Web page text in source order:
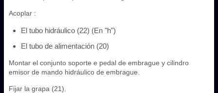
Acoplar :
El tubo hidráulico (22) (En "h")
El tubo de alimentación (20)
Montar el conjunto soporte e pedal de embrague y cilindro
emisor de mando hidráulico de embrague.
Fijar la grapa (21).